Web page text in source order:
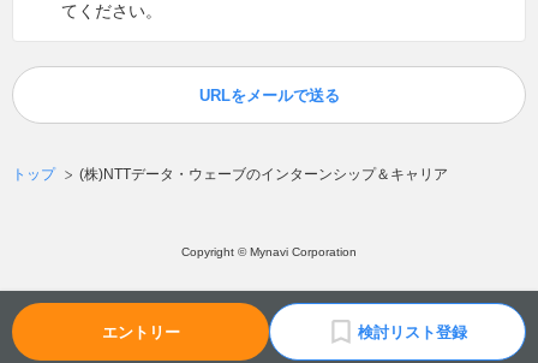
エントリー 検討リスト登録
てください。
URLをメールで送る
トップ (株)NTTデータ・ウェーブのインターンシップ＆キャリア
Copyright © Mynavi Corporation